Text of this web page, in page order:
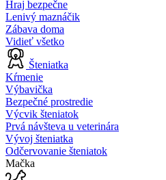
Hraj bezpečne
Lenivý maznáčik
Zábava doma
Vidieť všetko
Šteniatka
Kŕmenie
Výbavička
Bezpečné prostredie
Výcvik šteniatok
Prvá návšteva u veterinára
Vývoj šteniatka
Odčervovanie šteniatok
Mačka